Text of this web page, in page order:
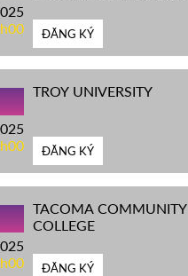
ĐĂNG KÝ
TROY UNIVERSITY
ĐĂNG KÝ
TACOMA COMMUNITY
COLLEGE
ĐĂNG KÝ